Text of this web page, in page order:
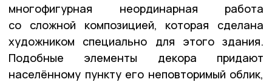
многофигурная неординарная работа
со сложной композицией, которая сделана
художником специально для этого здания.
Подобные элементы декора придают
населённому пункту его неповторимый облик,